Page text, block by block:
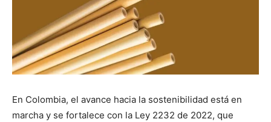
En Colombia, el avance hacia la sostenibilidad está en
marcha y se fortalece con la Ley 2232 de 2022, que